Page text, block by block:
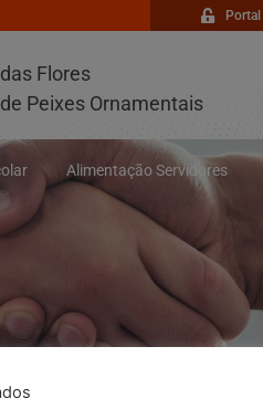
Flores
Peixes Ornamentais
Alimentação Servidores